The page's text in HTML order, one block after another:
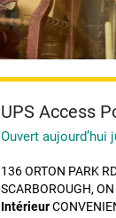
UPS Access
Ouvert aujourd’hui
136 ORTON PARK
SCARBOROUGH,
Intérieur